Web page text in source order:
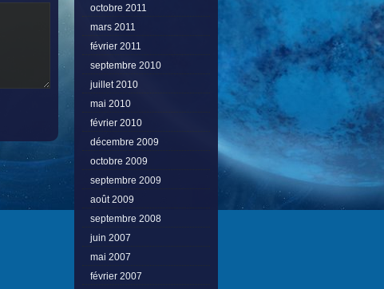
octobre 2011
mars 2011
février 2011
septembre 2010
juillet 2010
mai 2010
février 2010
décembre 2009
octobre 2009
septembre 2009
août 2009
septembre 2008
juin 2007
mai 2007
février 2007